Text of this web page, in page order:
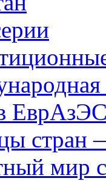
стран
мир